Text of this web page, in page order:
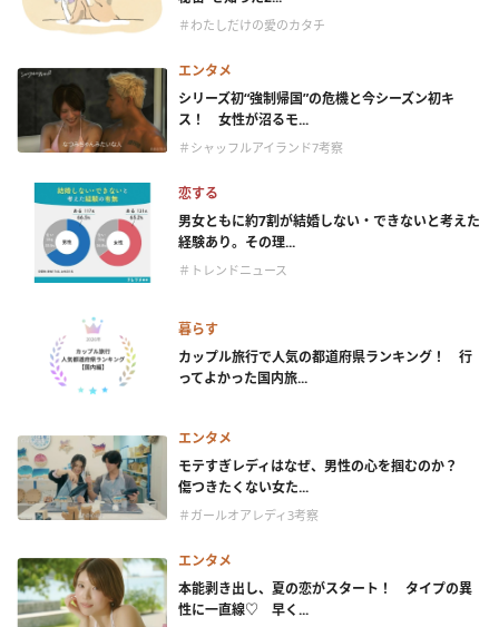
＃わたしだけの愛のカタチ
エンタメ
シリーズ初“強制帰国”の危機と今シーズン初キ
ス！ 女性が沼るモ...
＃シャッフルアイランド7考察
恋する
男女ともに約7割が結婚しない・できないと考えた
経験あり。その理...
＃トレンドニュース
暮らす
カップル旅行で人気の都道府県ランキング！ 行
ってよかった国内旅...
エンタメ
モテすぎレディはなぜ、男性の心を掴むのか？
傷つきたくない女た...
＃ガールオアレディ3考察
エンタメ
本能剥き出し、夏の恋がスタート！ タイプの異
性に一直線♡ 早く...